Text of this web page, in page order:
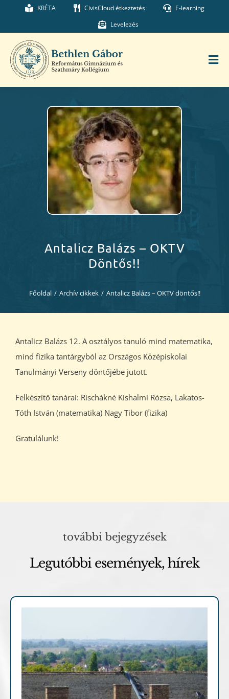
Kihagyás KRÉTA CivisCloud étkeztetés
E-learning
Levelezés
Munkatársaink
Kollégium
Dokumentumok
Antalicz Balázs – OKTV
Döntős!!
Főoldal / Archív cikkek / Antalicz Balázs – OKTV döntős!!
Antalicz Balázs 12. A osztályos tanuló mind matematika,
mind fizika tantárgyból az Országos Középiskolai
Tanulmányi Verseny döntőjébe jutott.
Felkészítő tanárai: Rischákné Kishalmi Rózsa, Lakatos-
Tóth István (matematika) Nagy Tibor (fizika)
Gratulálunk!
további bejegyzések
Legutóbbi események, hírek
Archív cikkek